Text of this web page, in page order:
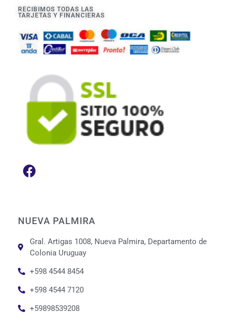
RECIBIMOS TODAS LAS
TARJETAS Y FINANCIERAS
NUEVA PALMIRA
Gral. Artigas 1008, Nueva Palmira, Departamento de
Colonia Uruguay
+598 4544 8454
+598 4544 7120
+59898539208